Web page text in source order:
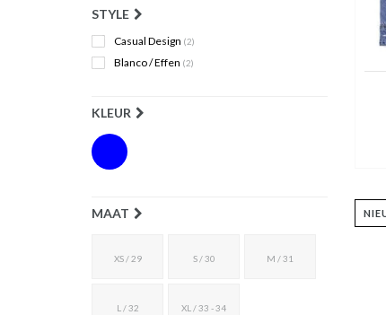
STYLE
Casual Design (2)
Blanco / Effen (2)
KLEUR
MAAT
XS / 29 S / 30 M / 31
L / 32 XL / 33 - 34